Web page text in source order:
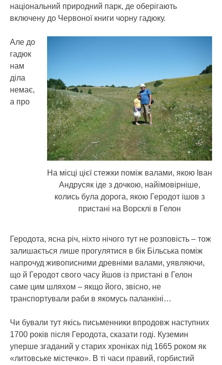
національний природний парк, де оберігають
включену до Червоної книги чорну гадюку.
На місці цієї стежки поміж валами, якою Іван
Андрусяк іде з дочкою, найімовірніше,
колись була дорога, якою Геродот ішов з
пристані на Ворсклі в Гелон
Але до
гадюк
нам
діла
немає,
а про
Геродота, ясна річ, ніхто нічого тут не розповість – тож
залишається лише прогулятися в бік Більська поміж
напрочуд живописними древніми валами, уявляючи,
що й Геродот свого часу йшов із пристані в Гелон
саме цим шляхом – якщо його, звісно, не
транспортували раби в якомусь паланкіні…
Чи бували тут якісь письменники впродовж наступних
1700 років після Геродота, сказати годі. Куземин
уперше згаданий у старих хроніках під 1665 роком як
«литовське містечко». В ті часи правий, горбистий